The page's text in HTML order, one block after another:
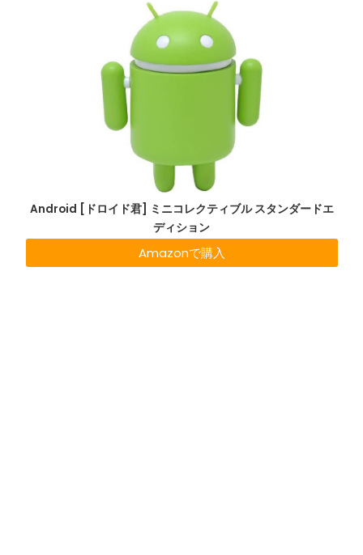
Android [ドロイド君] ミニコレクティブル スタンダードエ
ディション
Amazonで購入